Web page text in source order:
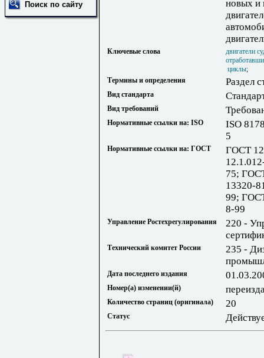
Поиск по сайту
новых и
Ключевые слова
двигатели
циклы;
Термины и определения
Раздел
Вид стандарта
Вид требований
Нормативные ссылки на: ISO
ISO
5
Нормативные ссылки на: ГОСТ
ГОСТ
75;
13320-
99;
8-99
Управление Ростехрегулирования
220 -
Технический комитет России
235 -
Дата последнего издания
Номер(а) изменении(й)
Количество страниц (оригинала) 20
Статус